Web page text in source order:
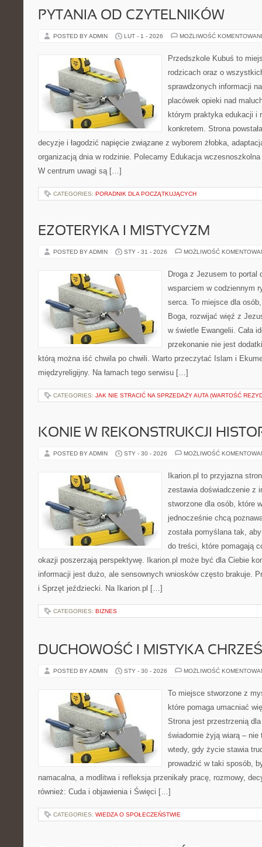
PYTANIA OD CZYTELNIKÓW
POSTED BY ADMIN LUT - 1 - 2026 MOŻLIWOŚĆ
Przedszkole Kubuś to
rodzicach oraz o
sprawdzonych informacji
placówek opieki nad
którym praktyka edukacji i
konkretem. Strona
decyzje i łagodzić napięcie związane z wyborem żłobka,
organizacją dnia w rodzinie. Polecamy Edukacja
W centrum uwagi są […]
CATEGORIES: PORADNIK DLA POCZĄTKUJĄCYCH
EZOTERYKA I MISTYCYZM
POSTED BY ADMIN STY - 31 - 2026 MOŻLIWOŚĆ
Droga z Jezusem to portal
wsparciem w codziennym
serca. To miejsce dla
Boga, rozwijać więź z
w świetle Ewangelii. Cała
przekonanie nie jest
którą można iść chwila po chwili. Warto przeczytać Islam i
międzyreligijny. Na łamach tego serwisu […]
CATEGORIES: JAK NIE STRACIĆ NA SPRZEDAŻY AUTA (WARTOŚĆ
KONIE W REKONSTRUKCJI
POSTED BY ADMIN STY - 30 - 2026 MOŻLIWOŚĆ
Ikarion.pl to przyjazna
zestawia doświadczenie z
stworzone dla osób, które
jednocześnie chcą
została pomyślana tak,
do treści, które pomagają
okazji poszerzają perspektywę. Ikarion.pl może być dla Ciebie
informacji jest dużo, ale sensownych wniosków często brakuje.
i Sprzęt jeździecki. Na Ikarion.pl […]
CATEGORIES: BIZNES
DUCHOWOŚĆ I MISTYKA
POSTED BY ADMIN STY - 30 - 2026 MOŻLIWOŚĆ
To miejsce stworzone z
które pomaga umacniać
Strona jest przestrzenią
świadomie żyją wiarą –
wtedy, gdy życie stawia
prowadzić w taki sposób,
namacalna, a modlitwa i refleksja przenikały pracę, rozmowy,
również: Cuda i objawienia i Święci […]
CATEGORIES: WIEDZA O SPOŁECZEŃSTWIE